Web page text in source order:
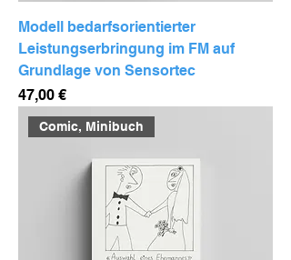
Modell bedarfsorientierter
Leistungserbringung im FM auf
Grundlage von Sensortec
Preis
47,00 €
Comic, Minibuch